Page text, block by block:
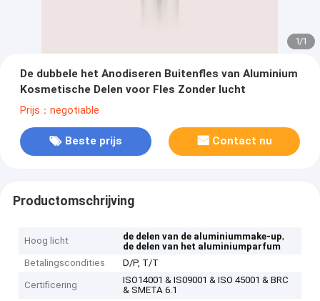
1/1
De dubbele het Anodiseren Buitenfles van Aluminium
Kosmetische Delen voor Fles Zonder lucht
Prijs：negotiable
Beste prijs Contact nu
Productomschrijving
Hoog licht de delen van de aluminiummake-up,
de delen van het aluminiumparfum
Betalingscondities
D/P, T/T
Certificering
ISO14001 & IS09001 & ISO 45001 & BRC
& SMETA 6.1